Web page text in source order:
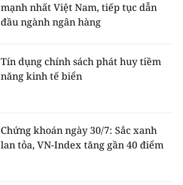
mạnh nhất Việt Nam, tiếp tục dẫn
đầu ngành ngân hàng
Tín dụng chính sách phát huy tiềm
năng kinh tế biển
Chứng khoán ngày 30/7: Sắc xanh
lan tỏa, VN-Index tăng gần 40 điểm